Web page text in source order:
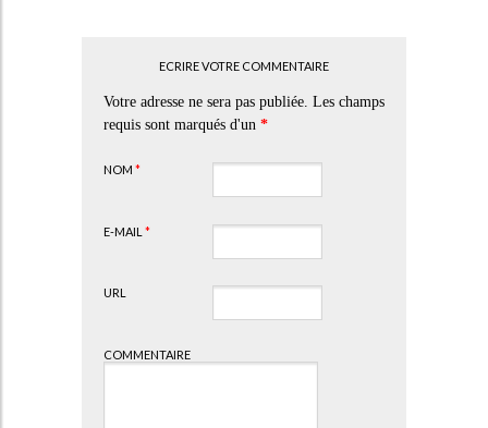
ECRIRE VOTRE COMMENTAIRE
Votre adresse ne sera pas publiée. Les champs
requis sont marqués d'un *
NOM *
E-MAIL *
URL
COMMENTAIRE